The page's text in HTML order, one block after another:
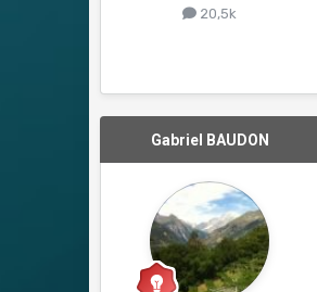
20,5k
Gabriel BAUDON